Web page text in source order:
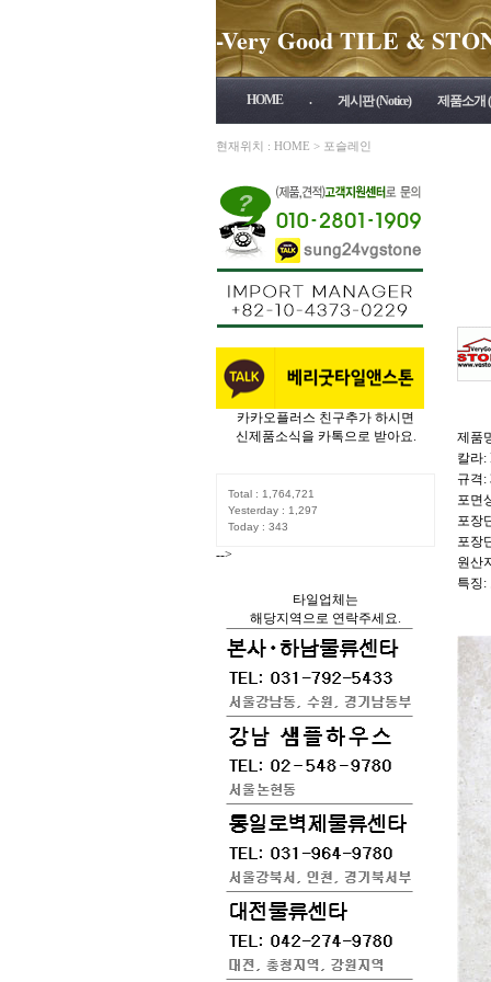
-Very Good TILE &
HOME . 게시판 (Notice) 제품소개
현재위치 : HOME > 포슬레인
카카오플러스 친구추가 하시면
신제품소식을 카톡으로 받아요.
Total : 1,764,721
Yesterday : 1,297
Today : 343
-->
타일업체는
해당지역으로 연락주세요.
제품
칼라:
규격:
포면
포장
포장
원산
특징: